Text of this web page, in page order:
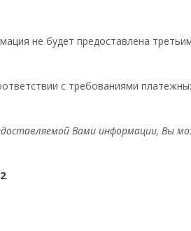
не будет предоставлена
с требованиями
Вами информации, Вы
.